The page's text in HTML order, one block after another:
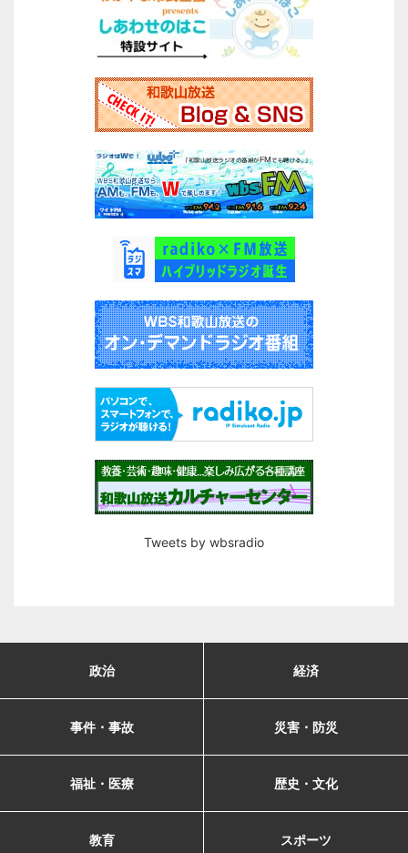
Tweets by wbsradio
政治 経済
事件・事故 災害・防災
福祉・医療 歴史・文化
教育 スポーツ